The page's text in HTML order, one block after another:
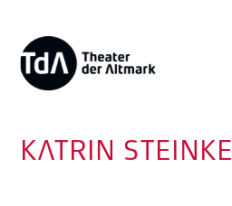
KATRIN STEINKE